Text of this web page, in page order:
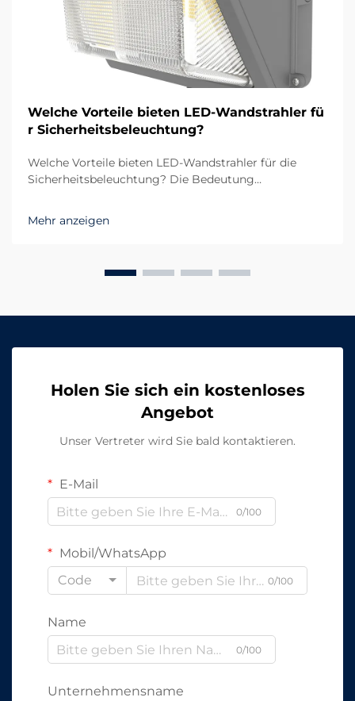
Welche Vorteile bieten LED-Wandstrahler fü
r Sicherheitsbeleuchtung?
Welche Vorteile bieten LED-Wandstrahler für die
Sicherheitsbeleuchtung? Die Bedeutung
modernen Sicherheitssystemen spielt die
Beleuchtung eine ebenso wichtige Rolle wie Kameras,
frühzeitig zu erkennen und gleichzeitig...
Mehr anzeigen
Holen Sie sich ein kostenloses
Angebot
Unser Vertreter wird Sie bald kontaktieren.
E-Mail
0/100
Mobil/WhatsApp
Code
0/100
Name
0/100
Unternehmensname